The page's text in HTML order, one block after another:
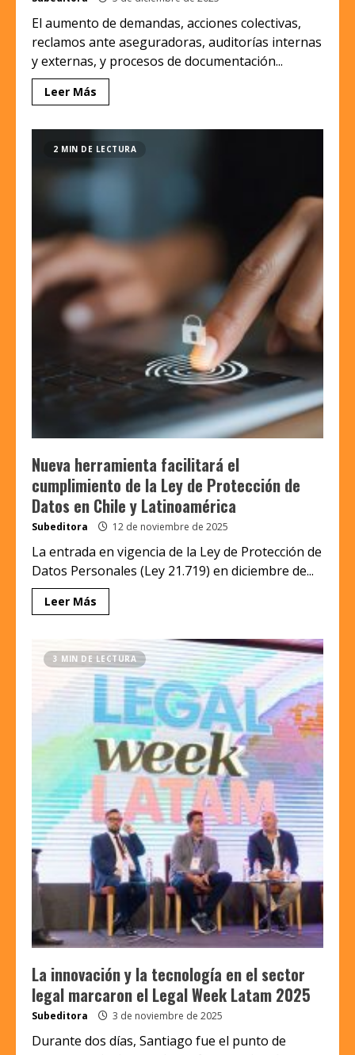
El aumento de demandas, acciones colectivas,
reclamos ante aseguradoras, auditorías internas
y externas, y procesos de documentación...
Leer Más
2 MIN DE LECTURA
Nueva herramienta facilitará el
cumplimiento de la Ley de Protección de
Datos en Chile y Latinoamérica
Subeditora 12 de noviembre de 2025
La entrada en vigencia de la Ley de Protección de
Datos Personales (Ley 21.719) en diciembre de...
Leer Más
3 MIN DE LECTURA
La innovación y la tecnología en el sector
legal marcaron el Legal Week Latam 2025
Subeditora 3 de noviembre de 2025
Durante dos días, Santiago fue el punto de